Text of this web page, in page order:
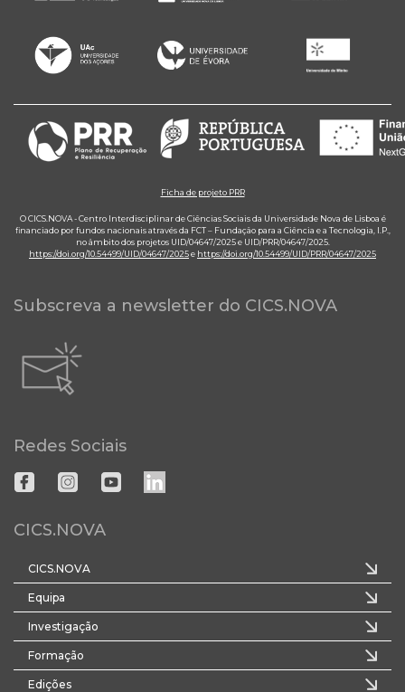
Ficha de projeto PRR
O CICS.NOVA - Centro Interdisciplinar de Ciências Sociais da Universidade Nova de Lisboa é
financiado por fundos nacionais através da FCT – Fundação para a Ciência e a Tecnologia, I.P.,
no âmbito dos projetos UID/04647/2025 e UID/PRR/04647/2025.
https://doi.org/10.54499/UID/04647/2025e https://doi.org/10.54499/UID/PRR/04647/2025
Subscreva a newsletter do CICS.NOVA
Redes Sociais
CICS.NOVA
CICS.NOVA
Equipa
Investigação
Formação
Edições